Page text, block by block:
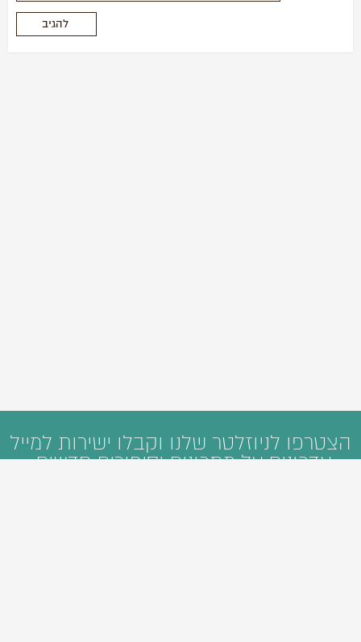
הצטרפו לניוזלטר שלנו וקבלו ישירות למייל
עדכונים על מתכונים וסיפורים חדשים: